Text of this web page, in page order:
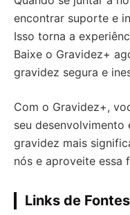
encontrar suporte e
Isso torna a
Baixe o Gravidez+
gravidez segura e
Com o Gravidez+,
seu desenvolvimento
gravidez mais
nós e aproveite essa
Links de Fontes